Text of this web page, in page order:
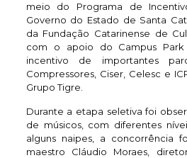
meio do Programa de
Governo do Estado de Santa
da Fundação Catarinense de
com o apoio do Campus Park
incentivo de importantes
Compressores, Ciser, Celesc e
Grupo Tigre.
Durante a etapa seletiva foi
de músicos, com diferentes
alguns naipes, a concorrência
maestro Cláudio Moraes,